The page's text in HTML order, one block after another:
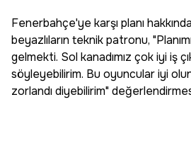
Fenerbahçe'ye karşı planı hakkında
beyazlıların teknik patronu,
gelmekti. Sol kanadımız çok iyi iş
söyleyebilirim. Bu oyuncular iyi
zorlandı diyebilirim"